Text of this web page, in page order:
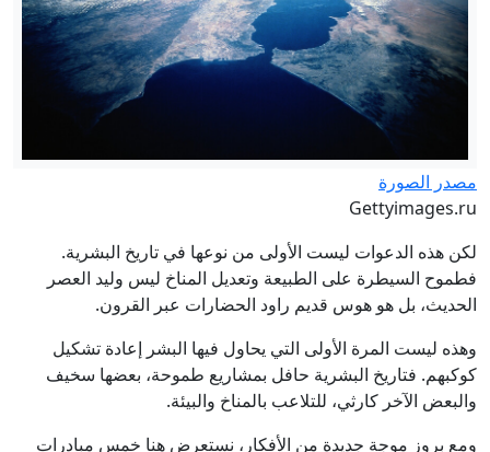
العلاقات
إيران.. غارات إسرائيلية جنوبي لبنان وترقب
لاتفاق بشأن هرمز
مصدر الصورة
Gettyimages.ru
لكن هذه الدعوات ليست الأولى من نوعها في تاريخ البشرية.
فطموح السيطرة على الطبيعة وتعديل المناخ ليس وليد العصر
الحديث، بل هو هوس قديم راود الحضارات عبر القرون.
وهذه ليست المرة الأولى التي يحاول فيها البشر إعادة تشكيل
كوكبهم. فتاريخ البشرية حافل بمشاريع طموحة، بعضها سخيف
والبعض الآخر كارثي، للتلاعب بالمناخ والبيئة.
ومع بروز موجة جديدة من الأفكار، نستعرض هنا خمس مبادرات